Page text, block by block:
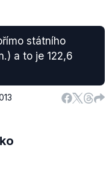
státního
a to je 122,6